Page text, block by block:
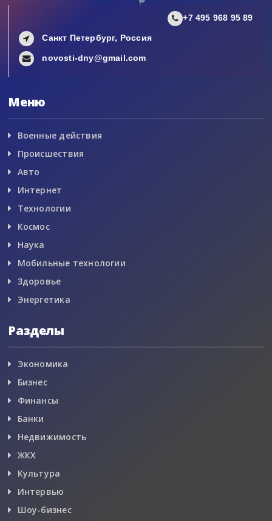
+7 495 968 95 89
Санкт Петербург, Россия
novosti-dny@gmail.com
Меню
Военные действия
Происшествия
Авто
Интернет
Технологии
Космос
Наука
Мобильные технологии
Здоровье
Энергетика
Разделы
Экономика
Бизнес
Финансы
Банки
Недвижимость
ЖКХ
Культура
Интервью
Шоу-бизнес